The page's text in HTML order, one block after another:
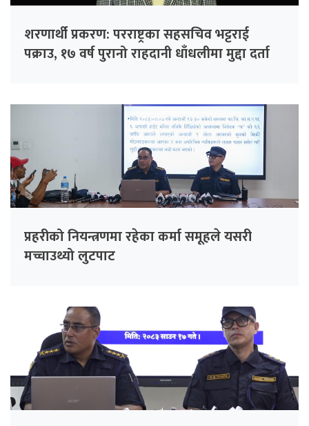
शरणार्थी प्रकरण: परराष्ट्रका सहसचिव भट्टराई
पक्राउ, १७ वर्ष पुरानो राहदानी धाँधलीमा मुद्दा दर्ता
प्रहरीको नियन्त्रणमा रहेका कर्मा समूहले यसरी
मच्चाउथ्यो लुटपाट